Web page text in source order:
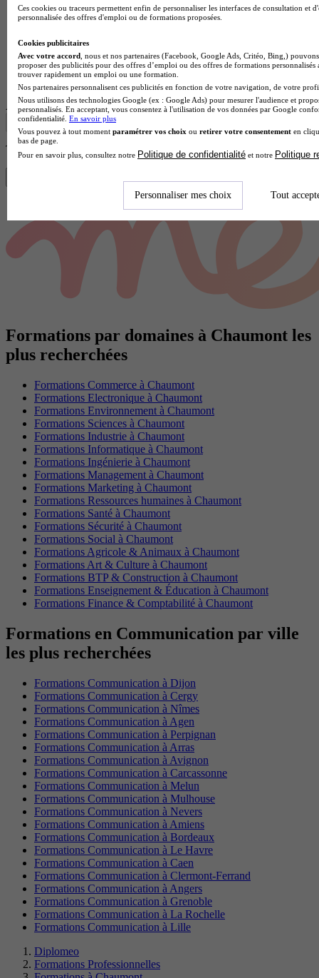
Autre établissement d'enseignement
Voir l’établissement
Afficher plus de résultats
Trouve ton diplôme en 1 min avec Diplomeo !
Formations par domaines à Chaumont les
plus recherchées
Formations Commerce à Chaumont
Formations Electronique à Chaumont
Formations Environnement à Chaumont
Formations Sciences à Chaumont
Formations Industrie à Chaumont
Formations Informatique à Chaumont
Formations Ingénierie à Chaumont
Formations Management à Chaumont
Formations Marketing à Chaumont
Formations Ressources humaines à Chaumont
Formations Santé à Chaumont
Formations Sécurité à Chaumont
Formations Social à Chaumont
Formations Agricole & Animaux à Chaumont
Formations Art & Culture à Chaumont
Formations BTP & Construction à Chaumont
Formations Enseignement & Éducation à Chaumont
Formations Finance & Comptabilité à Chaumont
Formations en Communication par ville
les plus recherchées
Formations Communication à Dijon
Formations Communication à Cergy
Formations Communication à Nîmes
Formations Communication à Agen
Formations Communication à Perpignan
Formations Communication à Arras
Formations Communication à Avignon
Formations Communication à Carcassonne
Formations Communication à Melun
Formations Communication à Mulhouse
Formations Communication à Nevers
Formations Communication à Amiens
Formations Communication à Bordeaux
Formations Communication à Le Havre
Formations Communication à Caen
Formations Communication à Clermont-Ferrand
Formations Communication à Angers
Formations Communication à Grenoble
Formations Communication à La Rochelle
Formations Communication à Lille
Diplomeo
Formations Professionnelles
Ces cookies ou traceurs permettent enfin de personnaliser les interfaces de consultation et
personnalisée des offres d'emploi ou de formations proposées.
Cookies publicitaires
Avec votre accord , nous et nos partenaires (Facebook, Google Ads, Critéo, Bing,)
proposer des publicités pour des offres d’emploi ou des offres de formations
trouver rapidement un emploi ou une formation.
Nos partenaires personnalisent ces publicités en fonction de votre navigation, de votre
Nous utilisons des technologies Google (ex : Google Ads) pour mesurer l'audience et
personnalisés. En acceptant, vous consentez à l'utilisation de vos données par Google
confidentialité. En savoir plus
Vous pouvez à tout moment paramétrer vos choix ou retirer votre consentement en
bas de page.
Pour en savoir plus, consultez notre Politique de confidentialité et notre Politique
Personnaliser mes choix Tout